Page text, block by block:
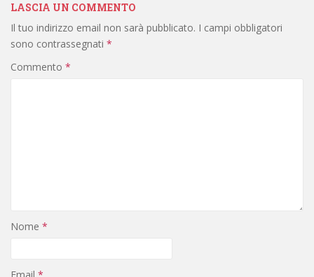
LASCIA UN COMMENTO
Il tuo indirizzo email non sarà pubblicato. I campi obbligatori
sono contrassegnati *
Commento *
Nome *